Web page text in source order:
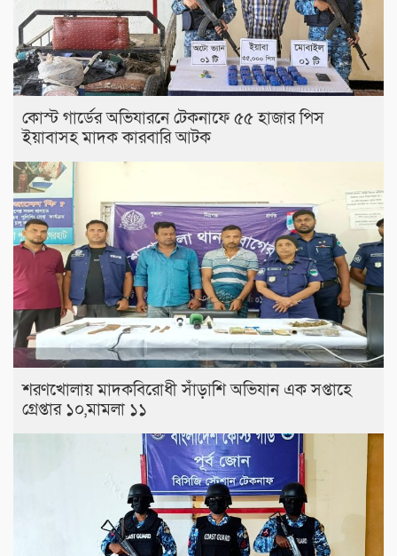
কোস্ট গার্ডের অভিযারনে টেকনাফে ৫৫ হাজার পিস
ইয়াবাসহ মাদক কারবারি আটক
শরণখোলায় মাদকবিরোধী সাঁড়াশি অভিযান এক সপ্তাহে
গ্রেপ্তার ১০,মামলা ১১